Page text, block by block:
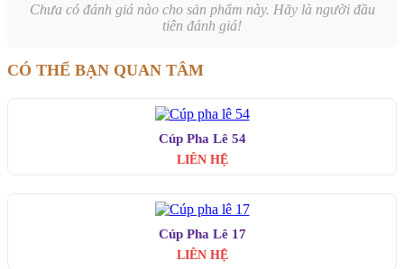
Chưa có đánh giá nào cho sản phẩm này. Hãy là người đầu
tiên đánh giá!
CÓ THỂ BẠN QUAN TÂM
Cúp Pha Lê 54
LIÊN HỆ
Cúp Pha Lê 17
LIÊN HỆ